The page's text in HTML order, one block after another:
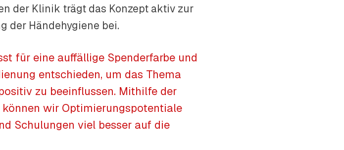
der Klinik trägt das Konzept aktiv zur
der Händehygiene bei.
für eine auffällige Spenderfarbe und
entschieden, um das Thema
zu beeinflussen. Mithilfe der
wir Optimierungspotentiale
Schulungen viel besser auf die